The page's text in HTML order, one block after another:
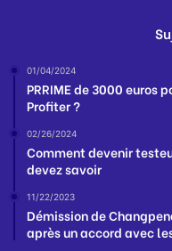
01/04/2024
PRRIME de 3000 euros
Profiter ?
02/26/2024
Comment devenir
devez savoir
11/22/2023
Démission de
après un accord avec